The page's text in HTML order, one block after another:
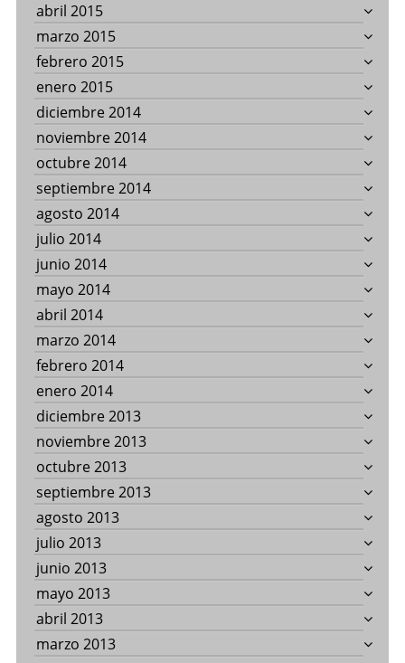
abril 2015
marzo 2015
febrero 2015
enero 2015
diciembre 2014
noviembre 2014
octubre 2014
septiembre 2014
agosto 2014
julio 2014
junio 2014
mayo 2014
abril 2014
marzo 2014
febrero 2014
enero 2014
diciembre 2013
noviembre 2013
octubre 2013
septiembre 2013
agosto 2013
julio 2013
junio 2013
mayo 2013
abril 2013
marzo 2013